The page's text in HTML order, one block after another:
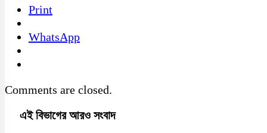
Print
WhatsApp
Comments are closed.
এই বিভাগের আরও সংবাদ